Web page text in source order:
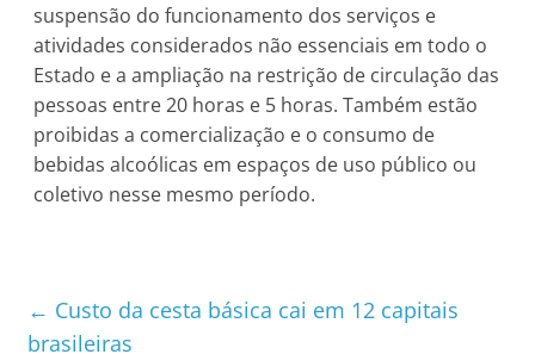
suspensão do funcionamento dos serviços e
atividades considerados não essenciais em todo o
Estado e a ampliação na restrição de circulação das
pessoas entre 20 horas e 5 horas. Também estão
proibidas a comercialização e o consumo de
bebidas alcoólicas em espaços de uso público ou
coletivo nesse mesmo período.
← Custo da cesta básica cai em 12 capitais
brasileiras